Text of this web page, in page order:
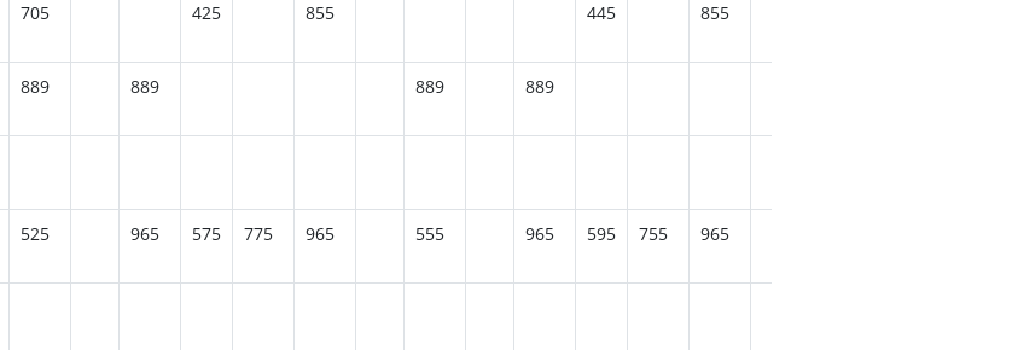
705 425 855 445 855
889 889 889 889
525 965 575 775 965 555 965 595 755 965